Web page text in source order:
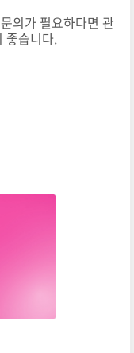
의가 필요하다면 관
좋습니다.